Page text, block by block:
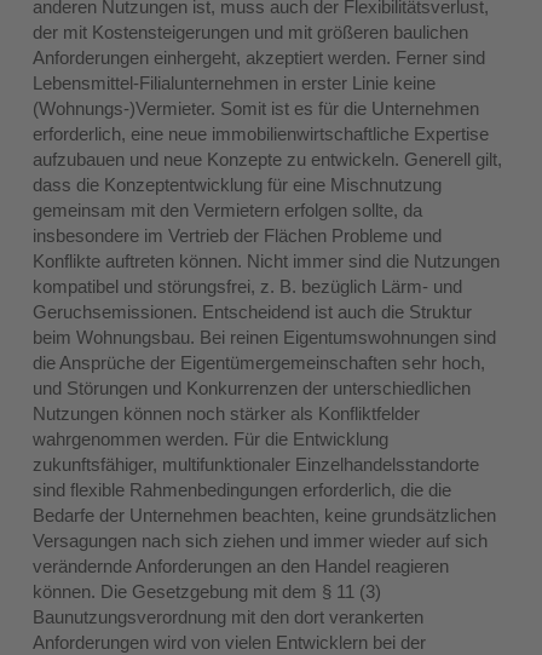
anderen Nutzungen ist, muss auch der Flexibilitätsverlust,
der mit Kostensteigerungen und mit größeren baulichen
Anforderungen einhergeht, akzeptiert werden. Ferner sind
Lebensmittel-Filialunternehmen in erster Linie keine
(Wohnungs-)Vermieter. Somit ist es für die Unternehmen
erforderlich, eine neue immobilienwirtschaftliche Expertise
aufzubauen und neue Konzepte zu entwickeln. Generell gilt,
dass die Konzeptentwicklung für eine Mischnutzung
gemeinsam mit den Vermietern erfolgen sollte, da
insbesondere im Vertrieb der Flächen Probleme und
Konflikte auftreten können. Nicht immer sind die Nutzungen
kompatibel und störungsfrei, z. B. bezüglich Lärm- und
Geruchsemissionen. Entscheidend ist auch die Struktur
beim Wohnungsbau. Bei reinen Eigentumswohnungen sind
die Ansprüche der Eigentümergemeinschaften sehr hoch,
und Störungen und Konkurrenzen der unterschiedlichen
Nutzungen können noch stärker als Konfliktfelder
wahrgenommen werden. Für die Entwicklung
zukunftsfähiger, multifunktionaler Einzelhandelsstandorte
sind flexible Rahmenbedingungen erforderlich, die die
Bedarfe der Unternehmen beachten, keine grundsätzlichen
Versagungen nach sich ziehen und immer wieder auf sich
verändernde Anforderungen an den Handel reagieren
können. Die Gesetzgebung mit dem § 11 (3)
Baunutzungsverordnung mit den dort verankerten
Anforderungen wird von vielen Entwicklern bei der